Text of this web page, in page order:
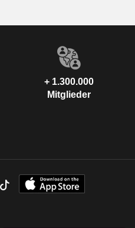
+ 1.300.000
Mitglieder